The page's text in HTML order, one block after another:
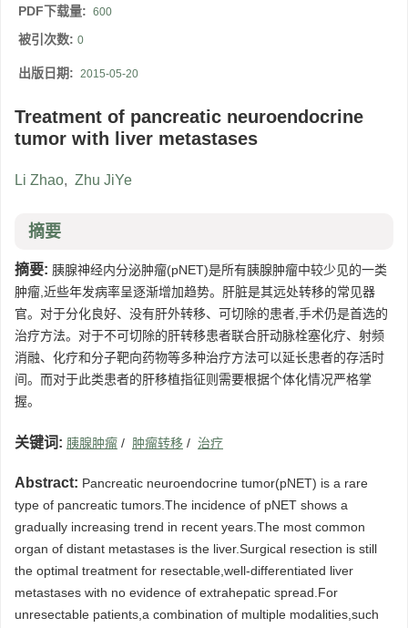
PDF下载量: 600
被引次数: 0
出版日期: 2015-05-20
Treatment of pancreatic neuroendocrine
tumor with liver metastases
Li Zhao, Zhu JiYe
摘要
摘要: 胰腺神经内分泌肿瘤(pNET)是所有胰腺肿瘤中较少见的一类
肿瘤,近些年发病率呈逐渐增加趋势。肝脏是其远处转移的常见器
官。对于分化良好、没有肝外转移、可切除的患者,手术仍是首选的
治疗方法。对于不可切除的肝转移患者联合肝动脉栓塞化疗、射频
消融、化疗和分子靶向药物等多种治疗方法可以延长患者的存活时
间。而对于此类患者的肝移植指征则需要根据个体化情况严格掌
握。
关键词: 胰腺肿瘤 / 肿瘤转移 / 治疗
Abstract: Pancreatic neuroendocrine tumor(pNET) is a rare
type of pancreatic tumors.The incidence of pNET shows a
gradually increasing trend in recent years.The most common
organ of distant metastases is the liver.Surgical resection is still
the optimal treatment for resectable,well-differentiated liver
metastases with no evidence of extrahepatic spread.For
unresectable patients,a combination of multiple modalities,such